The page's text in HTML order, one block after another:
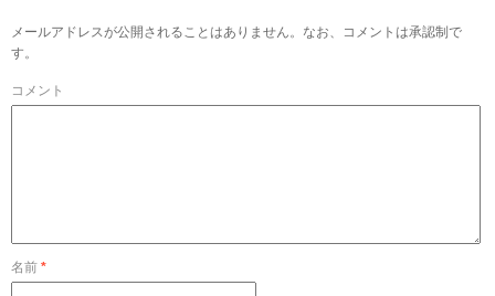
メールアドレスが公開されることはありません。なお、コメントは承認制で
す。
コメント
名前 *